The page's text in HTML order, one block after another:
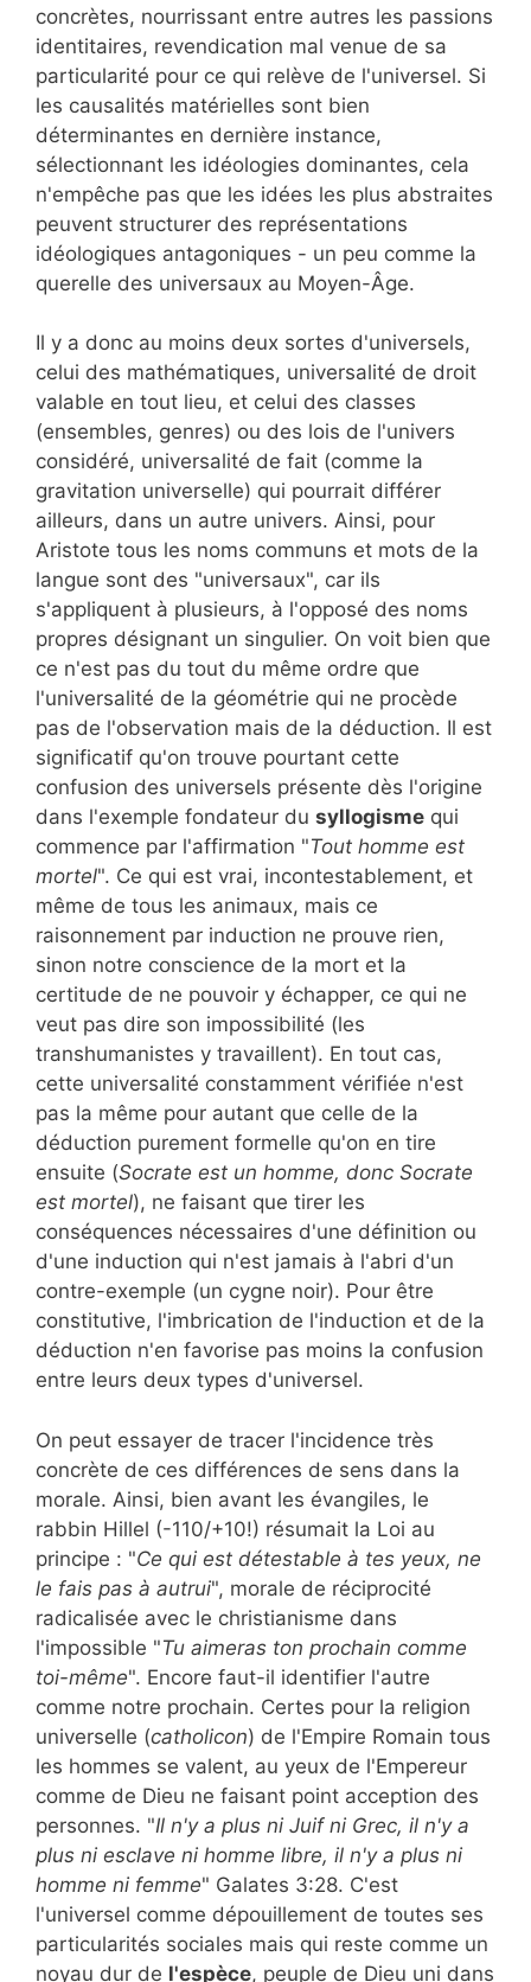
concrètes, nourrissant entre autres les passions
identitaires, revendication mal venue de sa
particularité pour ce qui relève de l'universel. Si
les causalités matérielles sont bien
déterminantes en dernière instance,
sélectionnant les idéologies dominantes, cela
n'empêche pas que les idées les plus abstraites
peuvent structurer des représentations
idéologiques antagoniques - un peu comme la
querelle des universaux au Moyen-Âge.
Il y a donc au moins deux sortes d'universels,
celui des mathématiques, universalité de droit
valable en tout lieu, et celui des classes
(ensembles, genres) ou des lois de l'univers
considéré, universalité de fait (comme la
gravitation universelle) qui pourrait différer
ailleurs, dans un autre univers. Ainsi, pour
Aristote tous les noms communs et mots de la
langue sont des "universaux", car ils
s'appliquent à plusieurs, à l'opposé des noms
propres désignant un singulier. On voit bien que
ce n'est pas du tout du même ordre que
l'universalité de la géométrie qui ne procède
pas de l'observation mais de la déduction. Il est
significatif qu'on trouve pourtant cette
confusion des universels présente dès l'origine
dans l'exemple fondateur du syllogisme qui
commence par l'affirmation "Tout homme est
mortel". Ce qui est vrai, incontestablement, et
même de tous les animaux, mais ce
raisonnement par induction ne prouve rien,
sinon notre conscience de la mort et la
certitude de ne pouvoir y échapper, ce qui ne
veut pas dire son impossibilité (les
transhumanistes y travaillent). En tout cas,
cette universalité constamment vérifiée n'est
pas la même pour autant que celle de la
déduction purement formelle qu'on en tire
ensuite (Socrate est un homme, donc Socrate
est mortel), ne faisant que tirer les
conséquences nécessaires d'une définition ou
d'une induction qui n'est jamais à l'abri d'un
contre-exemple (un cygne noir). Pour être
constitutive, l'imbrication de l'induction et de la
déduction n'en favorise pas moins la confusion
entre leurs deux types d'universel.
On peut essayer de tracer l'incidence très
concrète de ces différences de sens dans la
morale. Ainsi, bien avant les évangiles, le
rabbin Hillel (-110/+10!) résumait la Loi au
principe : "Ce qui est détestable à tes yeux, ne
le fais pas à autrui", morale de réciprocité
radicalisée avec le christianisme dans
l'impossible "Tu aimeras ton prochain comme
toi-même". Encore faut-il identifier l'autre
comme notre prochain. Certes pour la religion
universelle (catholicon) de l'Empire Romain tous
les hommes se valent, au yeux de l'Empereur
comme de Dieu ne faisant point acception des
personnes. "Il n'y a plus ni Juif ni Grec, il n'y a
plus ni esclave ni homme libre, il n'y a plus ni
homme ni femme" Galates 3:28. C'est
l'universel comme dépouillement de toutes ses
particularités sociales mais qui reste comme un
noyau dur de l'espèce, peuple de Dieu uni dans